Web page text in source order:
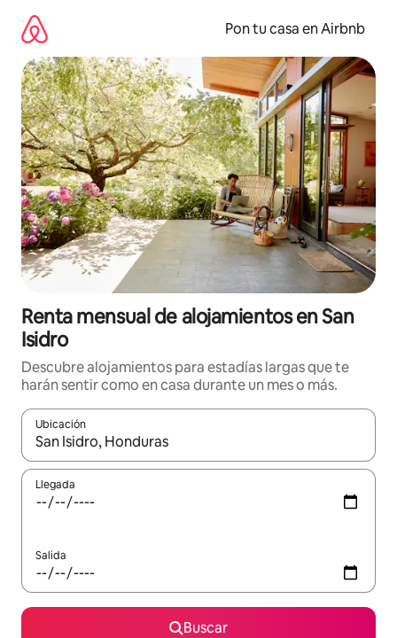
contenido
Pon tu casa en Airbnb
Renta mensual de alojamientos en San
Isidro
Descubre alojamientos para estadías largas que te
harán sentir como en casa durante un mes o más.
Ubicación
Cuando los resultados estén disponibles, navega con las
Llegada
Salida
Buscar